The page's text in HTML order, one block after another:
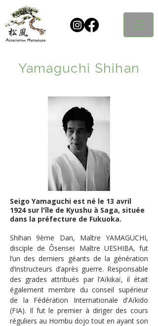
Yamaguchi Shihan
Seigo Yamaguchi est né le 13 avril
1924 sur l'île de Kyushu à Saga, située
dans la préfecture de Fukuoka.
Shihan 9ème Dan, Maître YAMAGUCHI,
disciple de Ôsenseï Maître UESHIBA, fut
l’un des derniers géants de la génération
d’instructeurs d’après guerre. Responsable
des grades attribués par l’Aïkikaï, il était
également membre du conseil supérieur
de la Fédération Internationale d'Aïkido
(FIA). Il fut le premier à diriger des cours
réguliers au Hombu dojo tout en ayant son